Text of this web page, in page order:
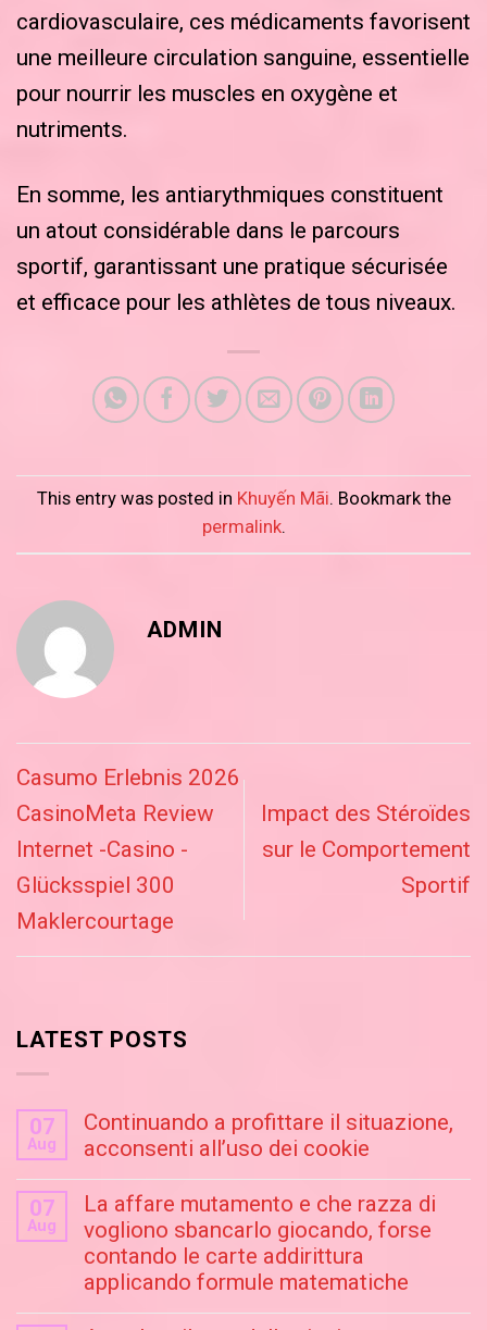
cardiovasculaire, ces médicaments favorisent
une meilleure circulation sanguine, essentielle
pour nourrir les muscles en oxygène et
nutriments.
En somme, les antiarythmiques constituent
un atout considérable dans le parcours
sportif, garantissant une pratique sécurisée
et efficace pour les athlètes de tous niveaux.
This entry was posted in Khuyến Mãi. Bookmark the
permalink.
ADMIN
Casumo Erlebnis 2026
CasinoMeta Review
Internet -Casino -
Glücksspiel 300
Maklercourtage
Impact des Stéroïdes
sur le Comportement
Sportif
LATEST POSTS
07
Aug
Continuando a profittare il situazione,
acconsenti all’uso dei cookie
07
Aug
La affare mutamento e che razza di
vogliono sbancarlo giocando, forse
contando le carte addirittura
applicando formule matematiche